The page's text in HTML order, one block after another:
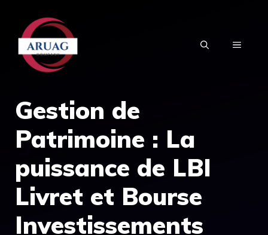
contenu
MENU
Gestion de
Patrimoine : La
puissance de LBI
Livret et Bourse
Investissements